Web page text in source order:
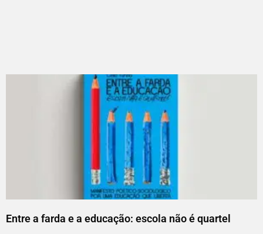
Entre a farda e a educação: escola não é quartel